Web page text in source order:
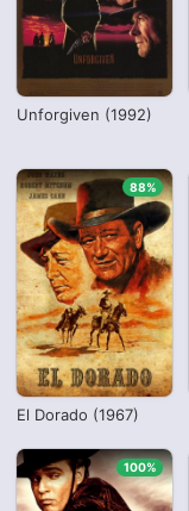
Unforgiven (1992)
El Dorado (1967)
88%
100%